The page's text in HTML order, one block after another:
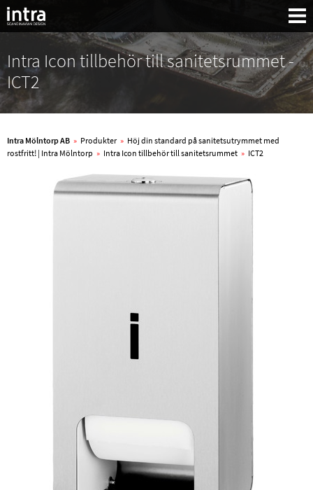
Intra Icon tillbehör till sanitetsrummet -
ICT2
Intra Mölntorp AB » Produkter » Höj din standard på sanitetsutrymmet med
rostfritt! | Intra Mölntorp » Intra Icon tillbehör till sanitetsrummet » ICT2